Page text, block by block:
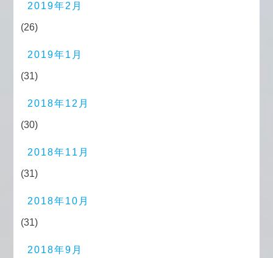
2019年2月
(26)
2019年1月
(31)
2018年12月
(30)
2018年11月
(31)
2018年10月
(31)
2018年9月